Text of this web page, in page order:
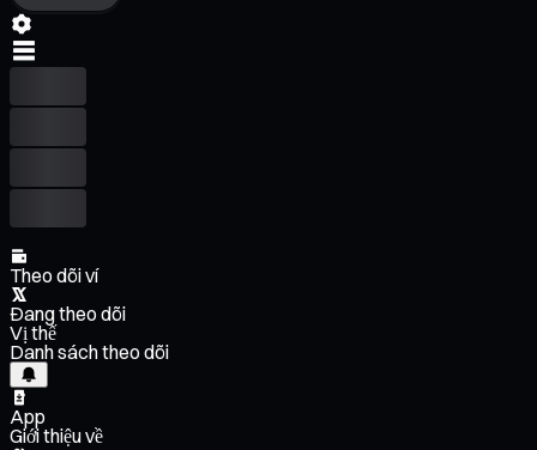
Theo dõi ví
Đang theo dõi
Vị thế
Danh sách theo dõi
App
Giới thiệu về